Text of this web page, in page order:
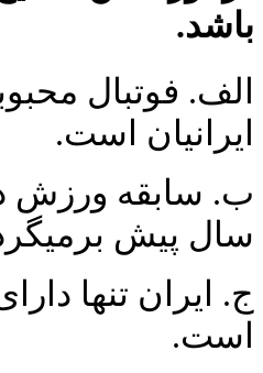
باشد.
الف. فوتبال
ایرانیان است.
ب. سابقه ورزش
سال پیش
ج. ایران تنها
است.